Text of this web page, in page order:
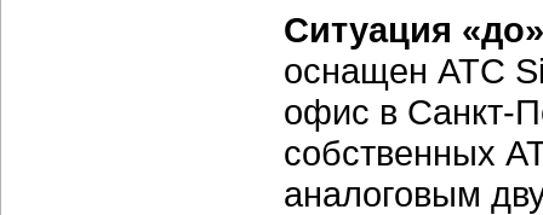
Ситуация
оснащен АТС
офис в Санкт-
собственных
аналоговым